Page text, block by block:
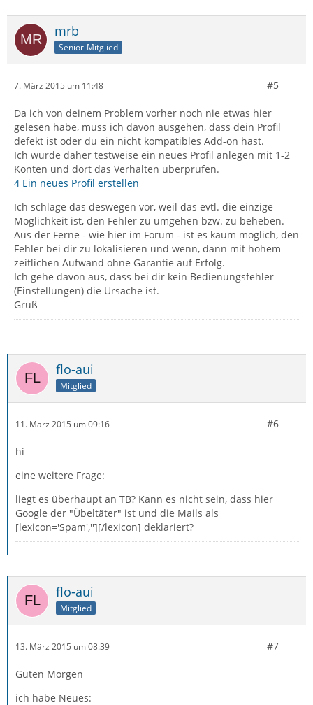
mrb
Senior-Mitglied
7. März 2015 um 11:48 #5
Da ich von deinem Problem vorher noch nie etwas hier
gelesen habe, muss ich davon ausgehen, dass dein Profil
defekt ist oder du ein nicht kompatibles Add-on hast.
Ich würde daher testweise ein neues Profil anlegen mit 1-2
Konten und dort das Verhalten überprüfen.
4 Ein neues Profil erstellen
Ich schlage das deswegen vor, weil das evtl. die einzige
Möglichkeit ist, den Fehler zu umgehen bzw. zu beheben.
Aus der Ferne - wie hier im Forum - ist es kaum möglich, den
Fehler bei dir zu lokalisieren und wenn, dann mit hohem
zeitlichen Aufwand ohne Garantie auf Erfolg.
Ich gehe davon aus, dass bei dir kein Bedienungsfehler
(Einstellungen) die Ursache ist.
Gruß
flo-aui
Mitglied
11. März 2015 um 09:16 #6
hi
eine weitere Frage:
liegt es überhaupt an TB? Kann es nicht sein, dass hier
Google der "Übeltäter" ist und die Mails als
[lexicon='Spam',''][/lexicon] deklariert?
flo-aui
Mitglied
13. März 2015 um 08:39 #7
Guten Morgen
ich habe Neues: